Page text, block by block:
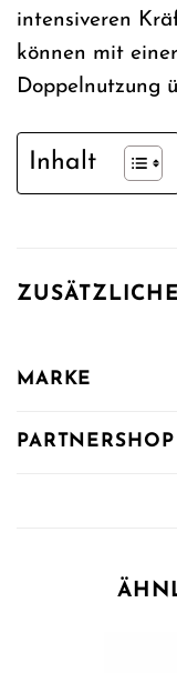
intensiveren
können mit
Doppelnutzung
Inhalt
MARKE
PARTNERSHOP